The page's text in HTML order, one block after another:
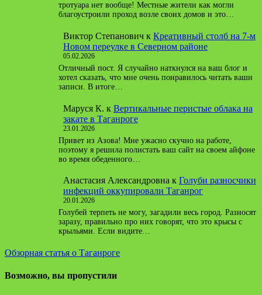
тротуара нет вообще! Местные жители как могли
благоустроили проход возле своих домов и это…
Виктор Степанович к Креативный столб на 7-м
Новом переулке в Северном районе
05.02.2026
Отличный пост. Я случайно наткнулся на ваш блог и
хотел сказать, что мне очень понравилось читать ваши
записи. В итоге…
Маруся К. к Вертикальные перистые облака на
закате в Таганроге
23.01.2026
Привет из Азова! Мне ужасно скучно на работе,
поэтому я решила полистать ваш сайт на своем айфоне
во время обеденного…
Анастасия Александровна к Голуби разносчики
инфекций оккупировали Таганрог
20.01.2026
Голубей терпеть не могу, загадили весь город. Разносят
заразу, правильно про них говорят, что это крысы с
крыльями. Если видите…
Обзорная статья о Таганроге
Возможно, вы пропустили